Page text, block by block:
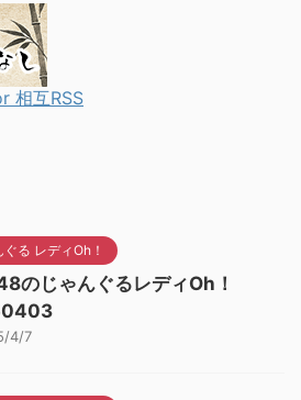
相互RSS
ぐる レディOh！
のじゃんぐるレディOh！
4/7